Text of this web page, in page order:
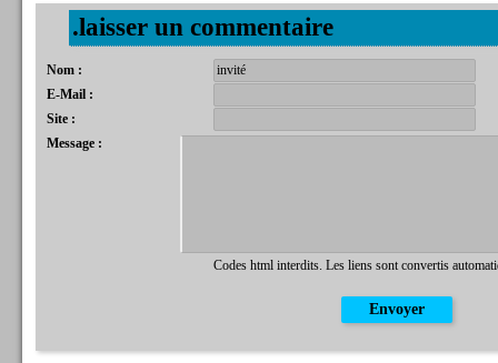
.laisser un commentaire
Nom :
E-Mail :
Site :
Message :
Codes html interdits. Les liens sont convertis